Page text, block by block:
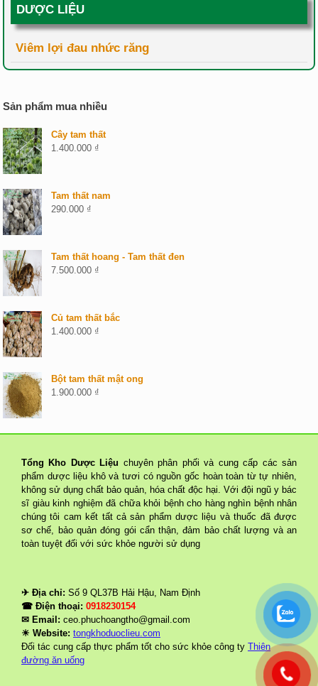
DƯỢC LIỆU
Viêm lợi đau nhức răng
Sản phẩm mua nhiều
Cây tam thất
1.400.000 ₫
Tam thất nam
290.000 ₫
Tam thất hoang - Tam thất đen
7.500.000 ₫
Củ tam thất bắc
1.400.000 ₫
Bột tam thất mật ong
1.900.000 ₫
Tổng Kho Dược Liệu chuyên phân phối và cung cấp các sản
phẩm dược liệu khô và tươi có nguồn gốc hoàn toàn từ tự nhiên,
không sử dụng chất bảo quản, hóa chất độc hại. Với đội ngũ y bác
sĩ giàu kinh nghiệm đã chữa khỏi bệnh cho hàng nghìn bệnh nhân
chúng tôi cam kết tất cả sản phẩm dược liệu và thuốc đã được
sơ chế, bảo quản đóng gói cẩn thận, đảm bảo chất lượng và an
toàn tuyệt đối với sức khỏe người sử dụng
✈ Địa chỉ: Số 9 QL37B Hải Hậu, Nam Định
☎ Điện thoại: 0918230154
✉ Email: ceo.phuchoangtho@gmail.com
☀ Website: tongkhoduoclieu.com
Đối tác cung cấp thực phẩm tốt cho sức khỏe công ty Thiên
đường ăn uống